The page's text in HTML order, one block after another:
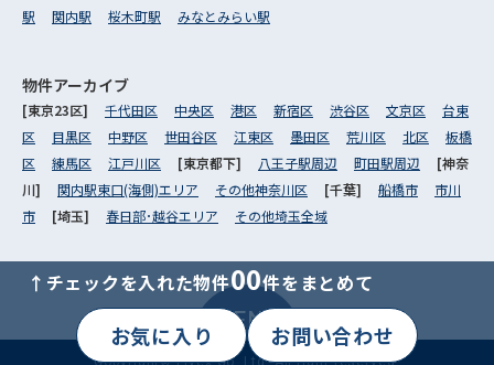
↑チェックを入れた物件00件をまとめて
お気に入り お問い合わせ
MENU
駅
関内駅 桜木町駅 みなとみらい駅
物件アーカイブ
[東京23区] 千代田区 中央区 港区 新宿区 渋谷区 文京区
台東
区
目黒区 中野区 世田谷区 江東区 墨田区 荒川区 北区
板橋
区
練馬区 江戸川区 [東京都下] 八王子駅周辺 町田駅周辺
[神奈
川] 関内駅東口(海側)エリア その他神奈川区 [千葉] 船橋市
市川
市
[埼玉] 春日部･越谷エリア その他埼玉全域
Copyright© Livex Co.,Ltd. All right reserved.